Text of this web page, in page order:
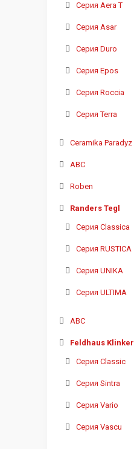
Серия Aera T
Серия Asar
Серия Duro
Серия Epos
Серия Roccia
Серия Terra
Ceramika Paradyz
ABC
Roben
Randers Tegl
Серия Classica
Серия RUSTICA
Серия UNIKA
Серия ULTIMA
ABC
Feldhaus Klinker
Серия Classic
Серия Sintra
Серия Vario
Серия Vascu